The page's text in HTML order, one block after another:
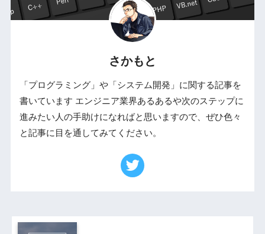
さかもと
「プログラミング」や「システム開発」に関する記事を
書いています エンジニア業界あるあるや次のステップに
進みたい人の手助けになればと思いますので、ぜひ色々
と記事に目を通してみてください。